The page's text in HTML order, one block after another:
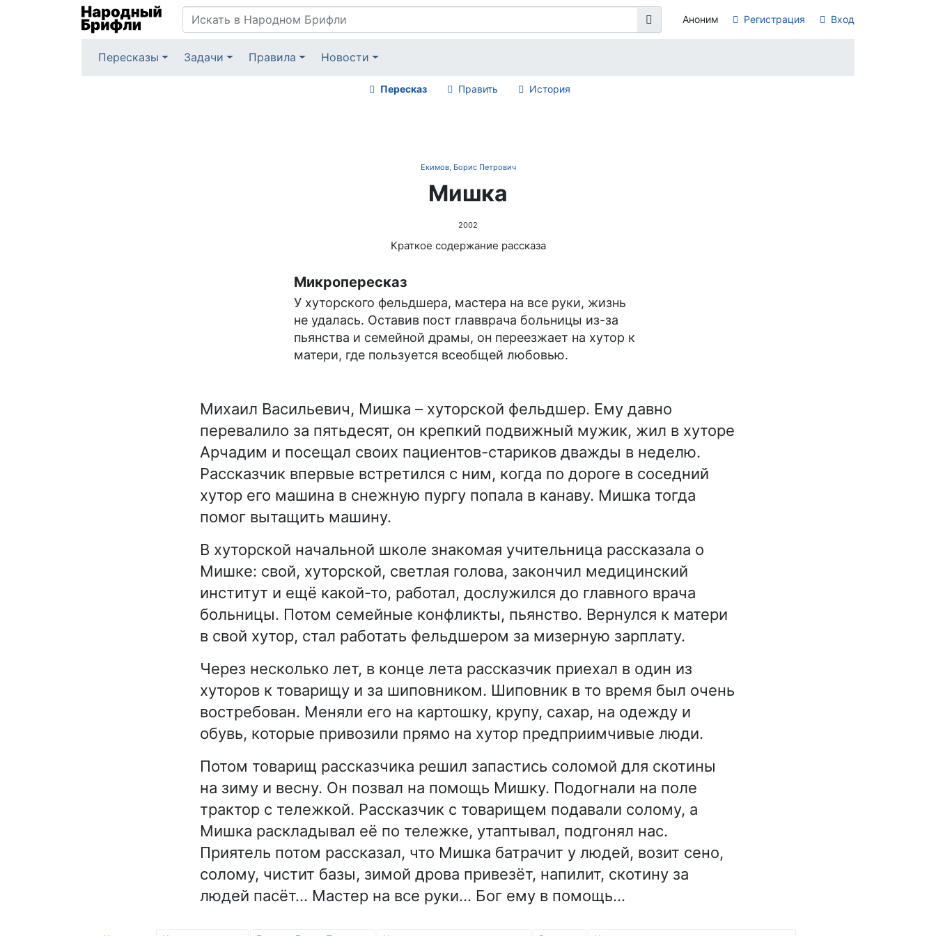
Аноним Регистрация Вход
Пересказы Задачи Правила Новости
Пересказ Править История
Екимов, Борис Петрович
Мишка
2002
Краткое содержание рассказа
Микропересказ
У хуторского фельдшера, мастера на все руки, жизнь
не удалась. Оставив пост главврача больницы из-за
пьянства и семейной драмы, он переезжает на хутор к
матери, где пользуется всеобщей любовью.
Михаил Васильевич, Мишка – хуторской фельдшер. Ему давно
перевалило за пятьдесят, он крепкий подвижный мужик, жил в хуторе
Арчадим и посещал своих пациентов-стариков дважды в неделю.
Рассказчик впервые встретился с ним, когда по дороге в соседний
хутор его машина в снежную пургу попала в канаву. Мишка тогда
помог вытащить машину.
В хуторской начальной школе знакомая учительница рассказала о
Мишке: свой, хуторской, светлая голова, закончил медицинский
институт и ещё какой-то, работал, дослужился до главного врача
больницы. Потом семейные конфликты, пьянство. Вернулся к матери
в свой хутор, стал работать фельдшером за мизерную зарплату.
Через несколько лет, в конце лета рассказчик приехал в один из
хуторов к товарищу и за шиповником. Шиповник в то время был очень
востребован. Меняли его на картошку, крупу, сахар, на одежду и
обувь, которые привозили прямо на хутор предприимчивые люди.
Потом товарищ рассказчика решил запастись соломой для скотины
на зиму и весну. Он позвал на помощь Мишку. Подогнали на поле
трактор с тележкой. Рассказчик с товарищем подавали солому, а
Мишка раскладывал её по тележке, утаптывал, подгонял нас.
Приятель потом рассказал, что Мишка батрачит у людей, возит сено,
солому, чистит базы, зимой дрова привезёт, напилит, скотину за
людей пасёт… Мастер на все руки… Бог ему в помощь…